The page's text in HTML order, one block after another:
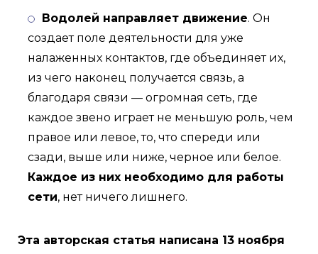
Водолей направляет движение. Он
создает поле деятельности для уже
налаженных контактов, где объединяет их,
из чего наконец получается связь, а
благодаря связи — огромная сеть, где
каждое звено играет не меньшую роль, чем
правое или левое, то, что спереди или
сзади, выше или ниже, черное или белое.
Каждое из них необходимо для работы
сети, нет ничего лишнего.
Эта авторская статья написана 13 ноября